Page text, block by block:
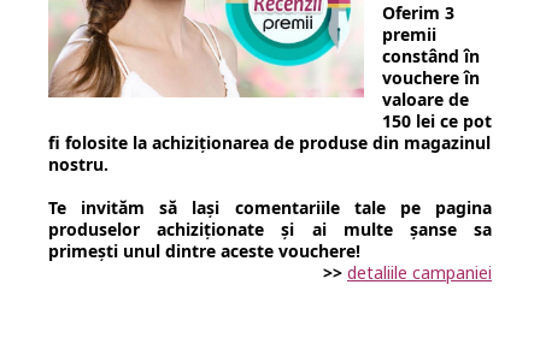
Oferim 3
premii
constând în
vouchere în
valoare de
150 lei ce pot
fi folosite la achiziționarea de produse din magazinul
nostru.
Te invităm să lași comentariile tale pe pagina
produselor achiziționate și ai multe șanse sa
primești unul dintre aceste vouchere!
>> detaliile campaniei